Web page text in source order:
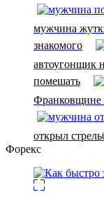
мужчина
знакомого
автоугонщик
помешать
Франковщине
открыл
Форекс